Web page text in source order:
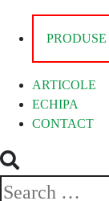
PRODUSE
ARTICOLE
ECHIPA
CONTACT
Search